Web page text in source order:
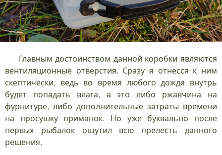
Главным достоинством данной коробки являются
вентиляционные отверстия. Сразу я отнесся к ним
скептически, ведь во время любого дождя внутрь
будет попадать влага, а это либо ржавчина на
фурнитуре, либо дополнительные затраты времени
на просушку приманок. Но уже буквально после
первых рыбалок ощутил всю прелесть данного
решения.